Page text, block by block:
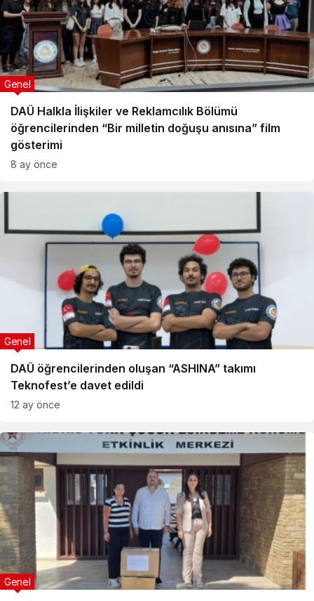
DAÜ Halkla İlişkiler ve Reklamcılık Bölümü
öğrencilerinden “Bir milletin doğuşu anısına” film
gösterimi
Genel
8 ay önce
DAÜ öğrencilerinden oluşan “ASHINA” takımı
Teknofest’e davet edildi
Genel
12 ay önce
Genel